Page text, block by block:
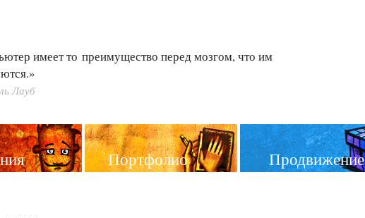
имеет то преимущество перед мозгом, что им
Лауб
Портфолио Продвижение